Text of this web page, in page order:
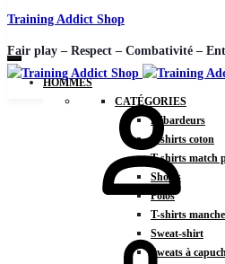
Training Addict Shop
Fair play – Respect – Combativité –
HOMMES
CATÉGORIES
Débardeurs
T-shirts coton
T-shirts match
Shorts
Polos
T-shirts
Sweat-shirt
Sweats à